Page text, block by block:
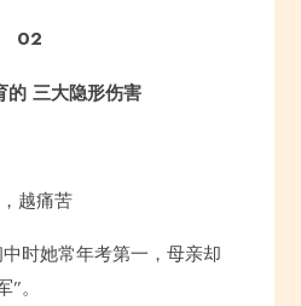
02
的 三大隐形伤害
越痛苦
时她常年考第一，母亲却
”。